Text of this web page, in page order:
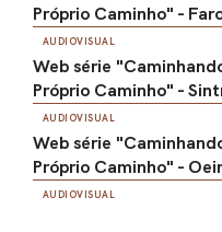
Próprio Caminho" -
AUDIOVISUAL
Web série
Próprio Caminho" -
AUDIOVISUAL
Web série
Próprio Caminho" -
AUDIOVISUAL